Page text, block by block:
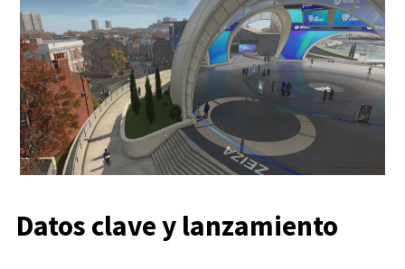
Datos clave y lanzamiento